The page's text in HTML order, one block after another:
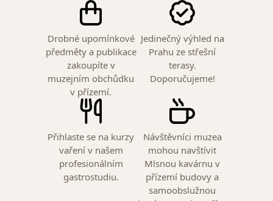
Drobné upomínkové
předměty a publikace
zakoupíte v
muzejním obchůdku
v přízemí.
Jedinečný výhled na
Prahu ze střešní
terasy.
Doporučujeme!
Přihlaste se na kurzy
vaření v našem
profesionálním
gastrostudiu.
Návštěvníci muzea
mohou navštívit
Mlsnou kavárnu v
přízemí budovy a
samoobslužnou